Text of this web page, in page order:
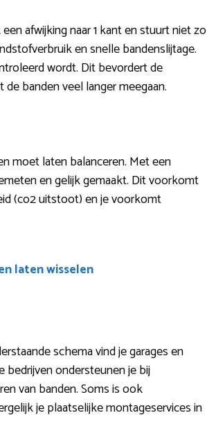
afwijking naar 1 kant en stuurt niet zo
en snelle bandenslijtage.
wordt. Dit bevordert de
banden veel langer meegaan.
moet laten balanceren. Met een
en gelijk gemaakt. Dit voorkomt
(co2 uitstoot) en je voorkomt
laten wisselen
schema vind je garages en
bedrijven ondersteunen je bij
van banden. Soms is ook
je plaatselijke montageservices in